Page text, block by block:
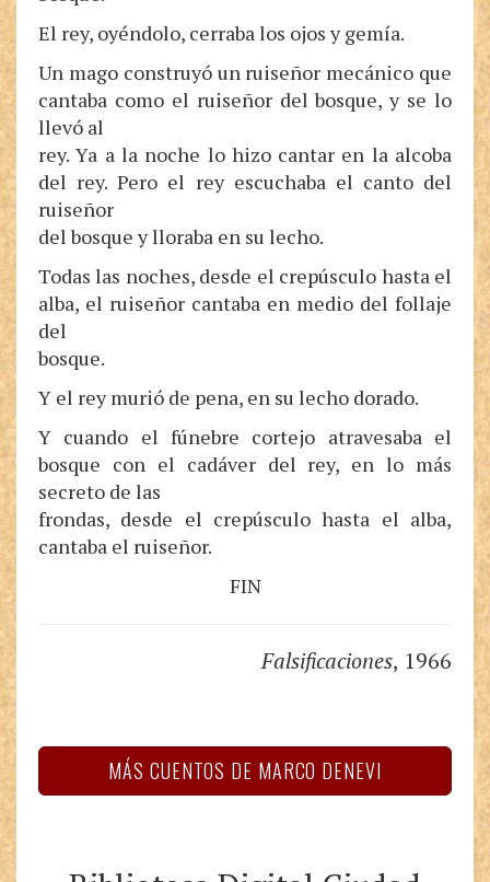
El rey, oyéndolo, cerraba los ojos y gemía.
Un mago construyó un ruiseñor mecánico que
cantaba como el ruiseñor del bosque, y se lo
llevó al
rey. Ya a la noche lo hizo cantar en la alcoba
del rey. Pero el rey escuchaba el canto del
ruiseñor
del bosque y lloraba en su lecho.
Todas las noches, desde el crepúsculo hasta el
alba, el ruiseñor cantaba en medio del follaje
del
bosque.
Y el rey murió de pena, en su lecho dorado.
Y cuando el fúnebre cortejo atravesaba el
bosque con el cadáver del rey, en lo más
secreto de las
frondas, desde el crepúsculo hasta el alba,
cantaba el ruiseñor.
FIN
Falsificaciones, 1966
MÁS CUENTOS DE MARCO DENEVI